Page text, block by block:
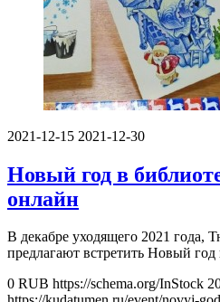
2021-12-15 2021-12-30
Новый год в
онлайн
В декабре уходящего 2021 года,
предлагают встретить Новый
0 RUB https://schema.org/InStock